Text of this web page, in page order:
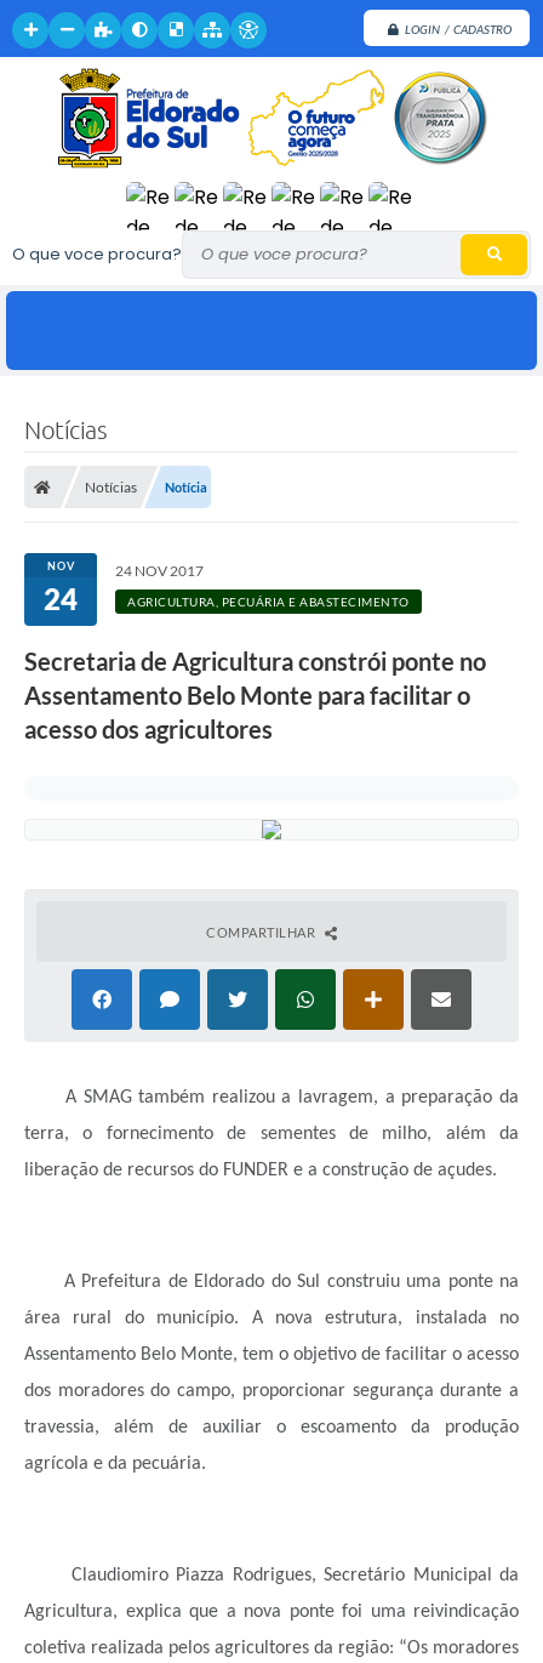
LOGIN / CADASTRO
O que voce procura?
Notícias
Notícias Notícia
NOV
24
24 NOV 2017
AGRICULTURA, PECUÁRIA E ABASTECIMENTO
Secretaria de Agricultura constrói ponte no
Assentamento Belo Monte para facilitar o
acesso dos agricultores
COMPARTILHAR
A SMAG também realizou a lavragem, a preparação da
terra, o fornecimento de sementes de milho, além da
liberação de recursos do FUNDER e a construção de açudes.
A Prefeitura de Eldorado do Sul construiu uma ponte na
área rural do município. A nova estrutura, instalada no
Assentamento Belo Monte, tem o objetivo de facilitar o acesso
dos moradores do campo, proporcionar segurança durante a
travessia, além de auxiliar o escoamento da produção
agrícola e da pecuária.
Claudiomiro Piazza Rodrigues, Secretário Municipal da
Agricultura, explica que a nova ponte foi uma reivindicação
coletiva realizada pelos agricultores da região: “Os moradores